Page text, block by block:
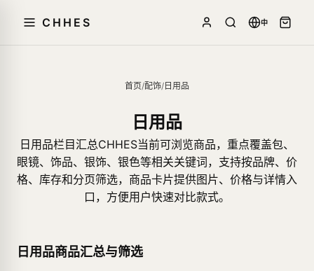
CHHES 中
首页/配饰/ 日用品
日用品
日用品栏目汇总CHHES当前可浏览商品，重点覆盖包、
眼镜、饰品、银饰、银色等相关关键词，支持按品牌、价
格、库存和分页筛选，商品卡片提供图片、价格与详情入
口，方便用户快速对比款式。
日用品商品汇总与筛选